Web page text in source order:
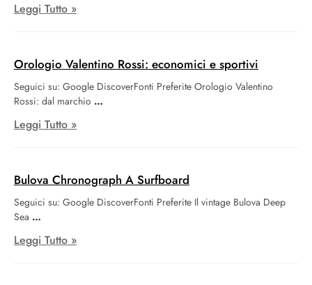
Leggi Tutto »
Orologio Valentino Rossi: economici e sportivi
Seguici su: Google DiscoverFonti Preferite Orologio Valentino
Rossi: dal marchio
Leggi Tutto »
Bulova Chronograph A Surfboard
Seguici su: Google DiscoverFonti Preferite Il vintage Bulova Deep
Sea
Leggi Tutto »